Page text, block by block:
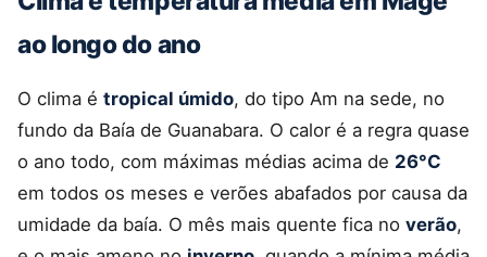
ao longo do ano
O clima é tropical úmido, do tipo Am na sede, no
fundo da Baía de Guanabara. O calor é a regra quase
o ano todo, com máximas médias acima de 26°C
em todos os meses e verões abafados por causa da
umidade da baía. O mês mais quente fica no verão,